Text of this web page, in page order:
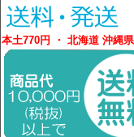
本土770円 ・ 北海道 沖縄